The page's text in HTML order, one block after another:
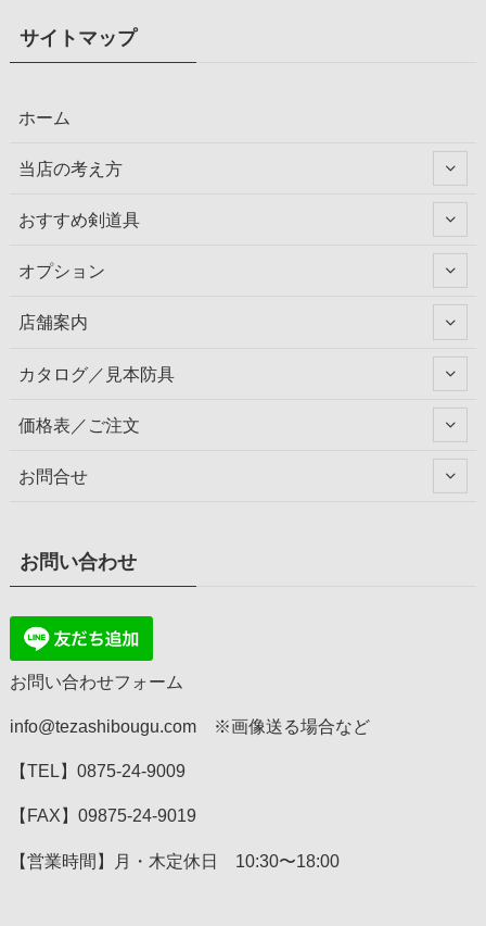
サイトマップ
ホーム
当店の考え方
おすすめ剣道具
オプション
店舗案内
カタログ／見本防具
価格表／ご注文
お問合せ
お問い合わせ
お問い合わせフォーム
info@tezashibougu.com ※画像送る場合など
【TEL】0875-24-9009
【FAX】09875-24-9019
【営業時間】月・木定休日 10:30〜18:00